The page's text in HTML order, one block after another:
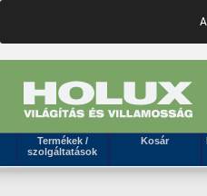
Termékek /
szolgáltatások
Kosár